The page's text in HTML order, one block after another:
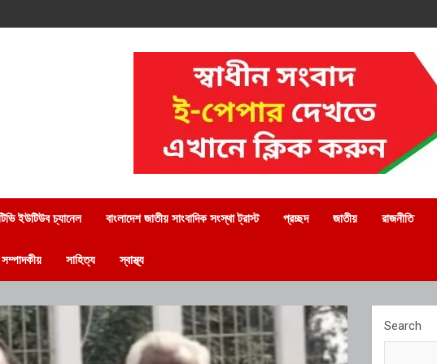
ইউটিউব চ্যানেল বাংলাদেশ জাতীয় সাংবাদিক সংস্থা ট্রাস্ট প্রচ্ছদ জাতীয় রাজনীতি
সম্পাদকীয় সাহিত্য স্বাস্থ্য
Search